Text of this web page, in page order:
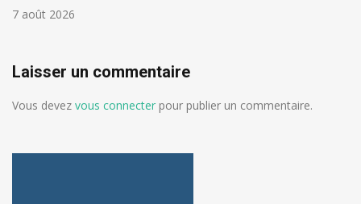
7 août 2026
Laisser un commentaire
Vous devez vous connecter pour publier un commentaire.